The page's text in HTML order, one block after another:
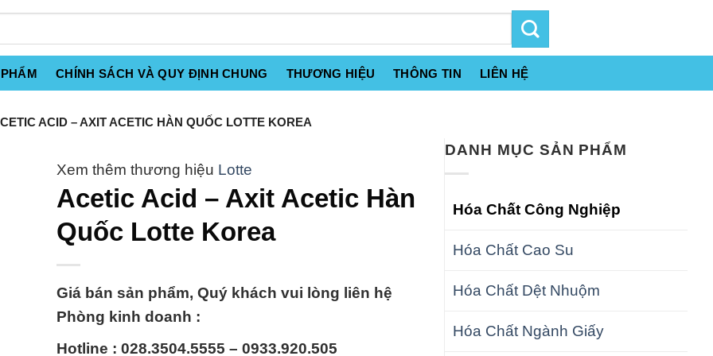
CHÍNH SÁCH VÀ QUY ĐỊNH CHUNG THƯƠNG HIỆU THÔNG TIN LIÊN HỆ
ACID – AXIT ACETIC HÀN QUỐC LOTTE KOREA
DANH MỤC SẢN PHẨM
Hóa Chất Công Nghiệp
Hóa Chất Cao Su
Hóa Chất Dệt Nhuộm
Hóa Chất Ngành Giấy
Lotte
Acetic Acid – Axit Acetic Hàn
Quốc Lotte Korea
Giá bán sản phẩm, Quý khách vui lòng liên hệ
Phòng kinh doanh :
Hotline : 028.3504.5555 – 0933.920.505